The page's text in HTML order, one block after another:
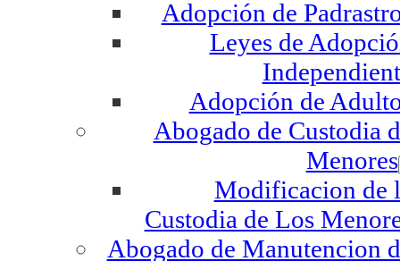
Adopción de
Leyes de
Adopción de
Abogado de Custodia
Menores
Modificacion de
Custodia de Los
Abogado de Manutencion